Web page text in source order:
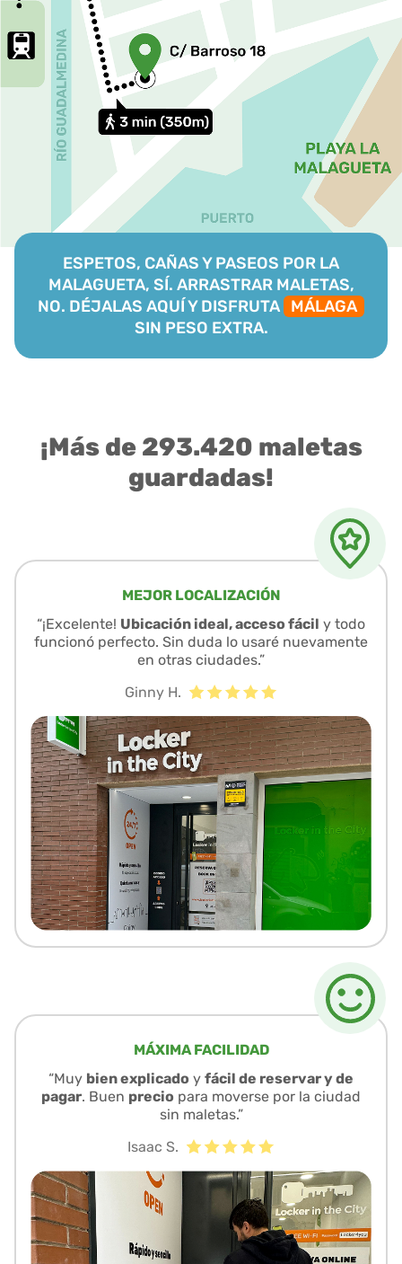
ESPETOS, CAÑAS Y PASEOS POR LA
MALAGUETA, SÍ. ARRASTRAR MALETAS,
NO. DÉJALAS AQUÍ Y DISFRUTA MÁLAGA
SIN PESO EXTRA.
¡Más de 293.420 maletas
guardadas!
MEJOR LOCALIZACIÓN
“¡Excelente! Ubicación ideal, acceso fácil y todo
funcionó perfecto. Sin duda lo usaré nuevamente
en otras ciudades.”
Ginny H.
MÁXIMA FACILIDAD
“Muy bien explicado y fácil de reservar y de
pagar. Buen precio para moverse por la ciudad
sin maletas.”
Isaac S.